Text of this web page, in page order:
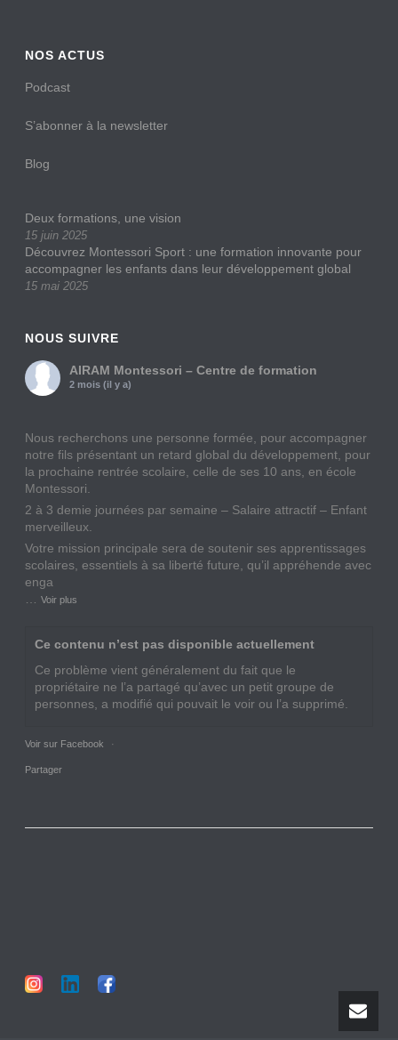
NOS ACTUS
Podcast
S’abonner à la newsletter
Blog
Deux formations, une vision
15 juin 2025
Découvrez Montessori Sport : une formation innovante pour
accompagner les enfants dans leur développement global
15 mai 2025
NOUS SUIVRE
AIRAM Montessori – Centre de formation
2 mois (il y a)
Nous recherchons une personne formée, pour accompagner
notre fils présentant un retard global du développement, pour
la prochaine rentrée scolaire, celle de ses 10 ans, en école
Montessori.
2 à 3 demie journées par semaine – Salaire attractif – Enfant
merveilleux.
Votre mission principale sera de soutenir ses apprentissages
scolaires, essentiels à sa liberté future, qu’il appréhende avec
enga
…Voir plus
Ce contenu n’est pas disponible actuellement
Ce problème vient généralement du fait que le
propriétaire ne l’a partagé qu’avec un petit groupe de
personnes, a modifié qui pouvait le voir ou l’a supprimé.
Voir sur Facebook ·
Partager